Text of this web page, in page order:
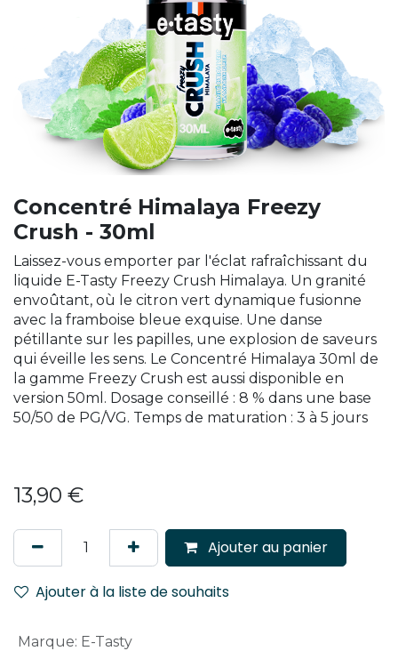
Concentré Himalaya Freezy
Crush - 30ml
Laissez-vous emporter par l'éclat rafraîchissant du
liquide E-Tasty Freezy Crush Himalaya. Un granité
envoûtant, où le citron vert dynamique fusionne
avec la framboise bleue exquise. Une danse
pétillante sur les papilles, une explosion de saveurs
qui éveille les sens. Le Concentré Himalaya 30ml de
la gamme Freezy Crush est aussi disponible en
version 50ml. Dosage conseillé : 8 % dans une base
50/50 de PG/VG. Temps de maturation : 3 à 5 jours
13,90 €
Ajouter au panier
Ajouter à la liste de souhaits
Marque: E-Tasty